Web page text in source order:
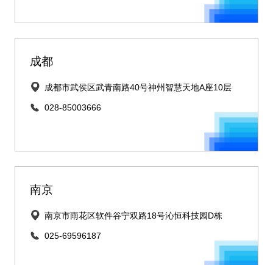
成都
成都市武侯区武青南路40号神州智慧天地A座10层
028-85003666
南京
南京市雨花区软件谷宁双路18号沁恒科技园D栋
025-69596187